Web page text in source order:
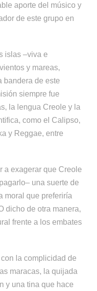
aporte del músico y
de este grupo en
islas –viva e
y mareas,
bandera de este
siempre fue
la lengua Creole y la
como el Calipso,
y Reggae, entre
a exagerar que Creole
una suerte de
moral que preferiría
dicho de otra manera,
frente a los embates
la complicidad de
maracas, la quijada
y una tina que hace